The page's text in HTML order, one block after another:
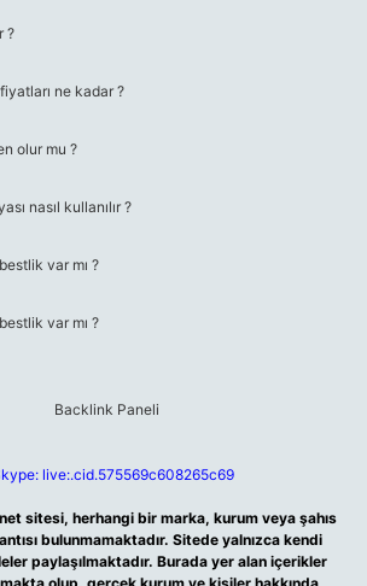
?
ne kadar ?
olur mu ?
nasıl kullanılır ?
var mı ?
var mı ?
live:.cid.575569c608265c69
sitesi, herhangi bir marka, kurum veya şahıs
bulunmamaktadır. Sitede yalnızca kendi
paylaşılmaktadır. Burada yer alan içerikler